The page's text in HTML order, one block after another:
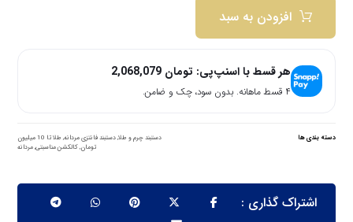
افزودن به سبد
هر قسط با اسنپ‌پی: تومان 2,068,079
۴ قسط ماهانه. بدون سود، چک و ضامن.
دسته بندی ها دستبند چرم و طلا,دستبند فانتزی مردانه,
طلا تا 10 میلیون
تومان,کالکشن مناسبتی,مردانه